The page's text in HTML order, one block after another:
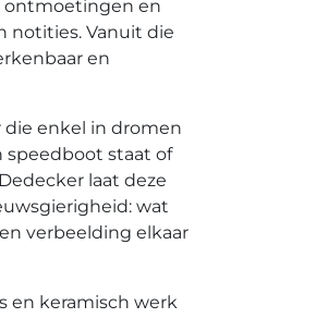
ontmoetingen en
notities. Vanuit die
en
enkel in dromen
speedboot staat of
laat deze
wat
verbeelding elkaar
en keramisch werk